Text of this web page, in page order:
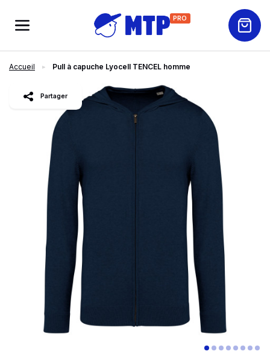
PRO
Accueil Pull à capuche Lyocell TENCEL homme
Partager
slide1